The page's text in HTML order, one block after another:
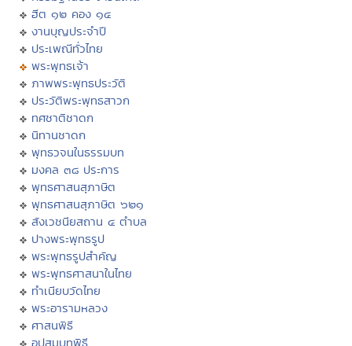
ฮีต ๑๒ คอง ๑๔
งานบุญประจำปี
ประเพณีทั่วไทย
พระพุทธเจ้า
ภาพพระพุทธประวัติ
ประวัติพระพุทธสาวก
ทศชาติชาดก
นิทานชาดก
พุทธวจนในธรรมบท
มงคล ๓๘ ประการ
พุทธศาสนสุภาษิต
พุทธศาสนสุภาษิต ๖๒๑
สังเวชนียสถาน ๔ ตำบล
ปางพระพุทธรูป
พระพุทธรูปสำคัญ
พระพุทธศาสนาในไทย
ทำเนียบวัดไทย
พระอารามหลวง
ศาสนพิธี
อุปสมบทพิธี